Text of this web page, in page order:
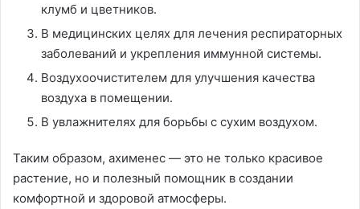
клумб и цветников.
В медицинских целях для лечения респираторных
заболеваний и укрепления иммунной системы.
Воздухоочистителем для улучшения качества
воздуха в помещении.
В увлажнителях для борьбы с сухим воздухом.
Таким образом, ахименес — это не только красивое
растение, но и полезный помощник в создании
комфортной и здоровой атмосферы.